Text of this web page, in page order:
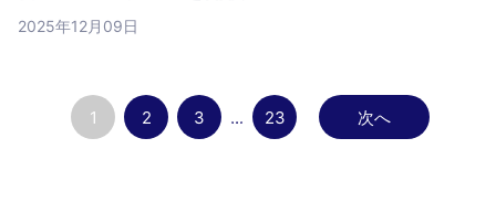
2025年12月09日
1 2 3 ... 23 次へ